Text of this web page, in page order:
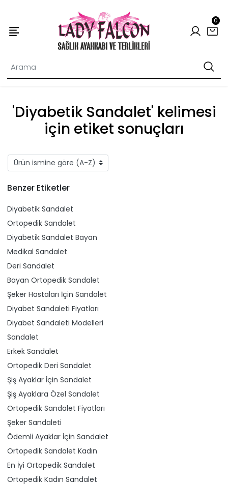
0
'Diyabetik Sandalet' kelimesi
için etiket sonuçları
Benzer Etiketler
Diyabetik Sandalet
Ortopedik Sandalet
Diyabetik Sandalet Bayan
Medikal Sandalet
Deri Sandalet
Bayan Ortopedik Sandalet
Şeker Hastaları İçin Sandalet
Diyabet Sandaleti Fiyatları
Diyabet Sandaleti Modelleri
Sandalet
Erkek Sandalet
Ortopedik Deri Sandalet
Şiş Ayaklar İçin Sandalet
Şiş Ayaklara Özel Sandalet
Ortopedik Sandalet Fiyatları
Şeker Sandaleti
Ödemli Ayaklar İçin Sandalet
Ortopedik Sandalet Kadın
En İyi Ortopedik Sandalet
Ortopedik Kadın Sandalet